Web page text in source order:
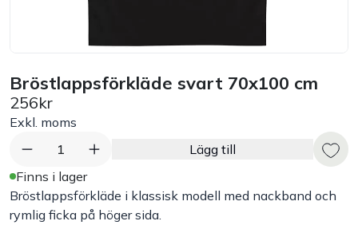
Råvaruhantering & lagring
Exponering & servering
Städutrustning
Arbetskläder
Bröstlappsförkläde svart 70x100 cm
256kr
Exkl. moms
1
Lägg till
Finns i lager
Bröstlappsförkläde i klassisk modell med nackband och
rymlig ficka på höger sida.